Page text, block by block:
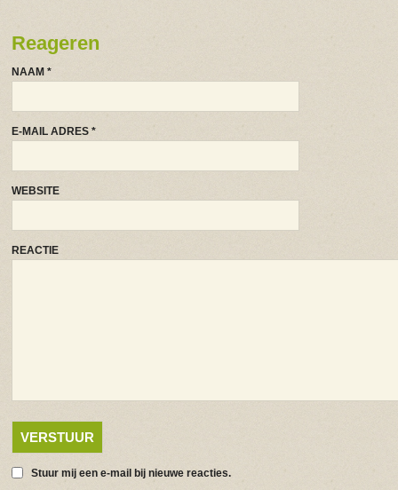
Reageren
NAAM *
E-MAIL ADRES *
WEBSITE
REACTIE
Stuur mij een e-mail bij nieuwe reacties.